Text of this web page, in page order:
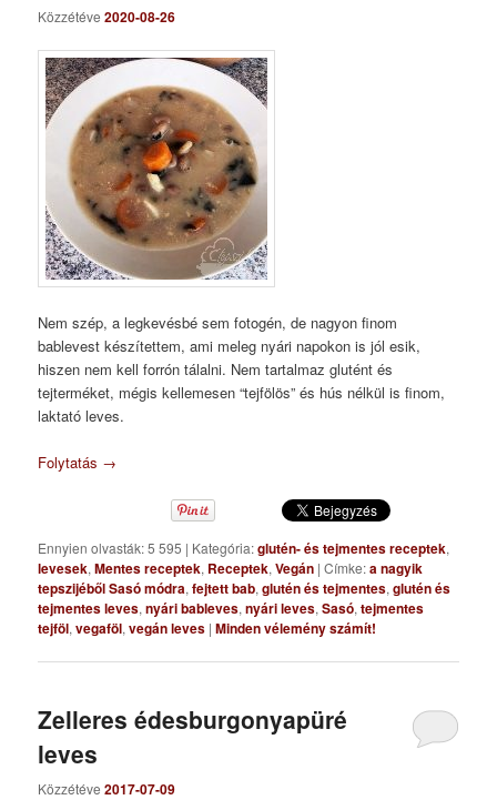
Közzétéve2020-08-26
Nem szép, a legkevésbé sem fotogén, de nagyon finom
bablevest készítettem, ami meleg nyári napokon is jól esik,
hiszen nem kell forrón tálalni. Nem tartalmaz glutént és
tejterméket, mégis kellemesen “tejfölös” és hús nélkül is finom,
laktató leves.
Folytatás →
Ennyien olvasták: 5 595 | Kategória:glutén- és tejmentes receptek,
levesek,Mentes receptek, Receptek,Vegán |Címke:a nagyik
tepszijéből Sasó módra,fejtett bab,glutén és tejmentes,glutén és
tejmentes leves,nyári bableves,nyári leves,Sasó,tejmentes
tejföl,vegaföl,vegán leves |Minden vélemény számít!
Zelleres édesburgonyapüré
leves
Közzétéve2017-07-09